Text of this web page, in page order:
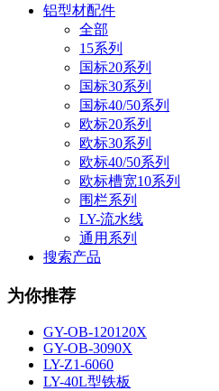
铝型材配件
全部
15系列
国标20系列
国标30系列
国标40/50系列
欧标20系列
欧标30系列
欧标40/50系列
欧标槽宽10系列
围栏系列
LY-流水线
通用系列
搜索产品
为你推荐
GY-OB-120120X
GY-OB-3090X
LY-Z1-6060
LY-40L型铁板